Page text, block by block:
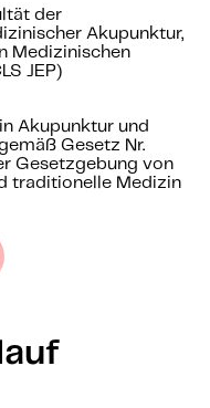
der
Akupunktur,
Medizinischen
JEP)
Akupunktur und
Gesetz Nr.
Gesetzgebung von
traditionelle Medizin